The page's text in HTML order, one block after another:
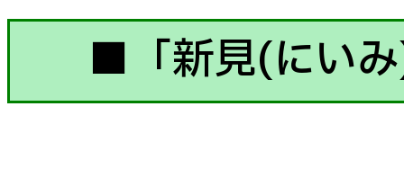
■「新見(にい